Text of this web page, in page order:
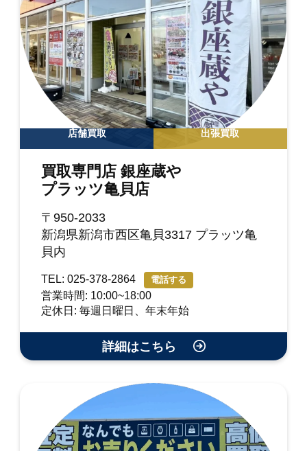
店舗買取 出張買取
買取専門店 銀座蔵や
プラッツ亀貝店
〒950-2033
新潟県新潟市西区亀貝3317 プラッツ亀
貝内
TEL: 025-378-2864 電話する
営業時間: 10:00~18:00
定休日: 毎週日曜日、年末年始
詳細はこちら